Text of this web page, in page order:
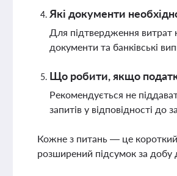
Які документи
Для підтвердження витрат
документи та банківські
Що робити, якщо
Рекомендується не
запитів у відповідності до
Кожне з питань — це
розширений підсумок за добу